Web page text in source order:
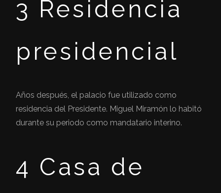
3 Residencia
presidencial
Años después, el palacio fue utilizado como
residencia del Presidente. Miguel Miramón lo habitó
durante su periodo como mandatario interino.
4 Casa de